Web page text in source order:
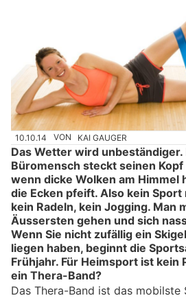
10.10.14 VON KAI GAUGER
Das Wetter wird
Büromensch steckt seinen
wenn dicke Wolken am Himmel
die Ecken pfeift. Also kein Sport
kein Radeln, kein Jogging. Man
Äussersten gehen und sich
Wenn Sie nicht zufällig ein
liegen haben, beginnt die
Frühjahr. Für Heimsport ist kein
ein Thera-Band?
Das Thera-Band ist das